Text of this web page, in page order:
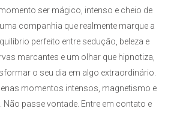
ser mágico, intenso e cheio de
companhia que realmente marque a
perfeito entre sedução, beleza e
marcantes e um olhar que hipnotiza,
o seu dia em algo extraordinário.
momentos intensos, magnetismo e
passe vontade. Entre em contato e